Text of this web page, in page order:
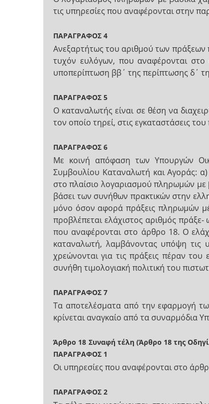
τις υπηρεσίες που αναφέρονται στην
ΠΑΡΑΓΡΑΦΟΣ 4
Ανεξαρτήτως του αριθμού των πράξεων
τυχόν ευλόγων, που αναφέρονται
υποπερίπτωση ββ΄ της περίπτωσης δ΄
ΠΑΡΑΓΡΑΦΟΣ 5
Ο καταναλωτής είναι σε θέση να
τον οποίο τηρεί, στις εγκαταστάσεις
ΠΑΡΑΓΡΑΦΟΣ 6
Με κοινή απόφαση των Υπουργών
Συμβουλίου Καταναλωτή και Αγοράς:
στο πλαίσιο λογαριασμού πληρωμών με
βάσει των συνήθων πρακτικών στην
μόνο όσον αφορά πράξεις πληρωμών
προβλέπεται ελάχιστος αριθμός
που αναφέρονται στο άρθρο 18. Ο
καταναλωτή, λαμβάνοντας υπόψη τις
χρεώνονται για τις πράξεις πέραν
συνήθη τιμολογιακή πολιτική του
ΠΑΡΑΓΡΑΦΟΣ 7
Τα αποτελέσματα από την εφαρμογή
κρίνεται αναγκαίο από τα συναρμόδια
Άρθρο 18 Συναφή τέλη (Άρθρο 18 της
ΠΑΡΑΓΡΑΦΟΣ 1
Οι υπηρεσίες που αναφέρονται στο
ΠΑΡΑΓΡΑΦΟΣ 2